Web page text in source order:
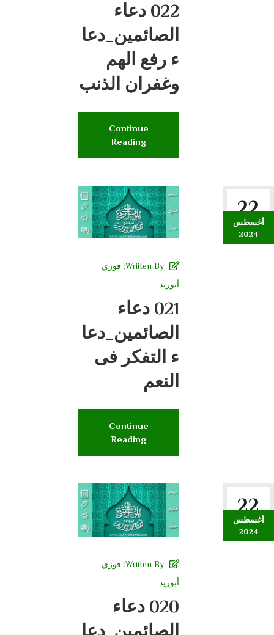
022 دعاء
الصائمين_دعا
ء رفع الهم
وغفران الذنب
Continue
Reading
22
أغسطس
2024
Wriiten By: فوزي
أبوزيد
021 دعاء
الصائمين_دعا
ء التفكر فى
النعم
Continue
Reading
22
أغسطس
2024
Wriiten By: فوزي
أبوزيد
020 دعاء
الصائمين_دعا